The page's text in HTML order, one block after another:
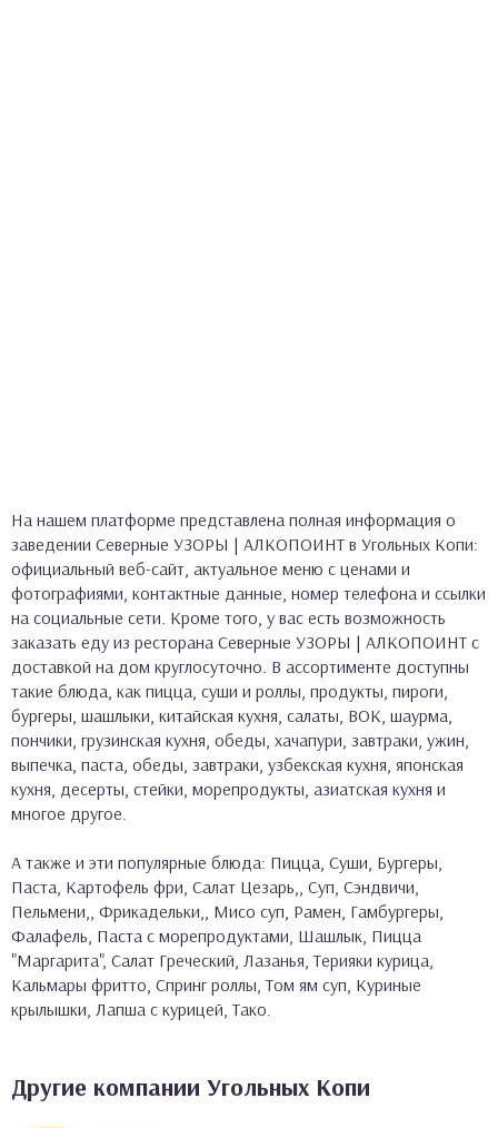
На нашем платформе представлена полная информация о
заведении Северные УЗОРЫ | АЛКОПОИНТ в Угольных Копи:
официальный веб-сайт, актуальное меню с ценами и
фотографиями, контактные данные, номер телефона и ссылки
на социальные сети. Кроме того, у вас есть возможность
заказать еду из ресторана Северные УЗОРЫ | АЛКОПОИНТ с
доставкой на дом круглосуточно. В ассортименте доступны
такие блюда, как пицца, суши и роллы, продукты, пироги,
бургеры, шашлыки, китайская кухня, салаты, ВОК, шаурма,
пончики, грузинская кухня, обеды, хачапури, завтраки, ужин,
выпечка, паста, обеды, завтраки, узбекская кухня, японская
кухня, десерты, стейки, морепродукты, азиатская кухня и
многое другое.
А также и эти популярные блюда: Пицца, Суши, Бургеры,
Паста, Картофель фри, Салат Цезарь,, Суп, Сэндвичи,
Пельмени,, Фрикадельки,, Мисо суп, Рамен, Гамбургеры,
Фалафель, Паста с морепродуктами, Шашлык, Пицца
"Маргарита", Салат Греческий, Лазанья, Терияки курица,
Кальмары фритто, Спринг роллы, Том ям суп, Куриные
крылышки, Лапша с курицей, Тако.
Другие компании Угольных Копи